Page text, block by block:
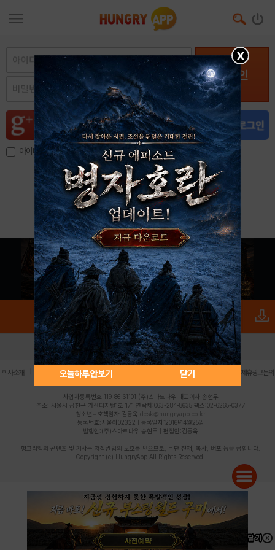
로그인
아이디, 이메일 저장
아이디 / 비밀번호 찾기 회원가입
X
오늘하루 안보기 닫기
로그인 PC버전 전체앱
회사소개 | 개인정보 처리방침 불법촬영물 신고센터 제휴광고문의
사업자등록번호:119-86-61101 (주)스마트나우 대표이사:송현두
주소: 서울시 금천구 가산디지털1로 171 연락처:063-284-8635 팩스:02-6265-0377
청소년보호책임자:김동욱 desk@hungryapp.co.kr
등록번호:서울아02322 | 등록일자:2016년4월25일
발행인:(주)스마트나우 송현두 | 편집인:김동욱
헝그리앱의 콘텐츠 및 기사는 저작권법의 보호를 받으므로, 무단 전재, 복사, 배포 등을 금합니다.
Copyright (c) HungryApp All Rights Reserved.